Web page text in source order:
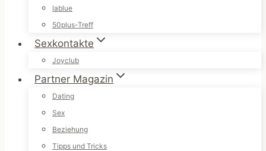
lablue
50plus-Treff
Sexkontakte
Joyclub
Partner Magazin
Dating
Sex
Beziehung
Tipps und Tricks